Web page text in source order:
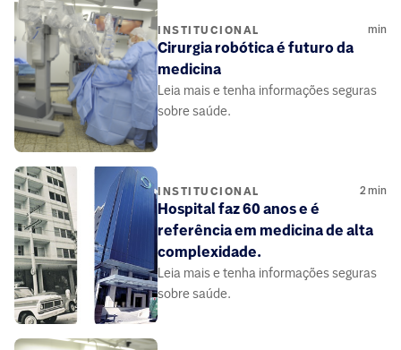
INSTITUCIONAL min
Cirurgia robótica é futuro da
medicina
Leia mais e tenha informações seguras
sobre saúde.
INSTITUCIONAL 2min
Hospital faz 60 anos e é
referência em medicina de alta
complexidade.
Leia mais e tenha informações seguras
sobre saúde.